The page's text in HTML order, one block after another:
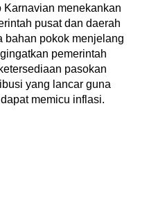
Karnavian menekankan
pusat dan daerah
bahan pokok menjelang
pemerintah
pasokan
yang lancar guna
memicu inflasi.